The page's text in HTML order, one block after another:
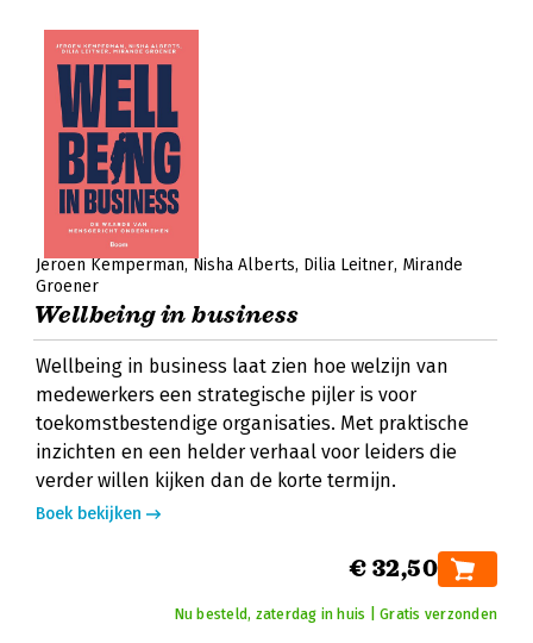
Jeroen Kemperman Nisha Alberts Dilia Leitner Mirande
Groener
Wellbeing in business
Wellbeing in business laat zien hoe welzijn van
medewerkers een strategische pijler is voor
toekomstbestendige organisaties. Met praktische
inzichten en een helder verhaal voor leiders die
verder willen kijken dan de korte termijn.
Boek bekijken
€ 32,50
Nu besteld, zaterdag in huis | Gratis verzonden